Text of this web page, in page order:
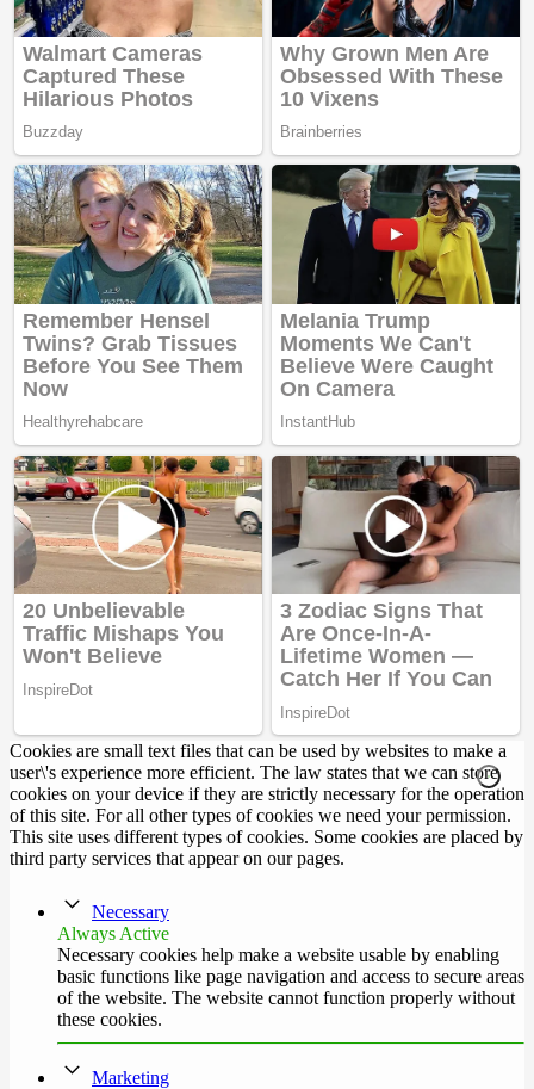
Cookies are small text files that can be used by websites to make a
user\'s experience more efficient. The law states that we can store
cookies on your device if they are strictly necessary for the operation
of this site. For all other types of cookies we need your permission.
This site uses different types of cookies. Some cookies are placed by
third party services that appear on our pages.
Necessary
Always Active
Necessary cookies help make a website usable by enabling
basic functions like page navigation and access to secure areas
of the website. The website cannot function properly without
these cookies.
Marketing